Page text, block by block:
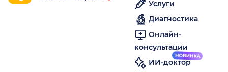
Услуги
Диагностика
Онлайн-
консультации
ИИ-доктор